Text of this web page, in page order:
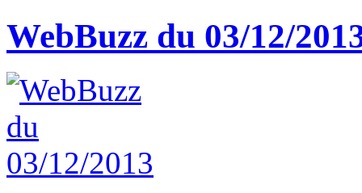
WebBuzz du 03/12/